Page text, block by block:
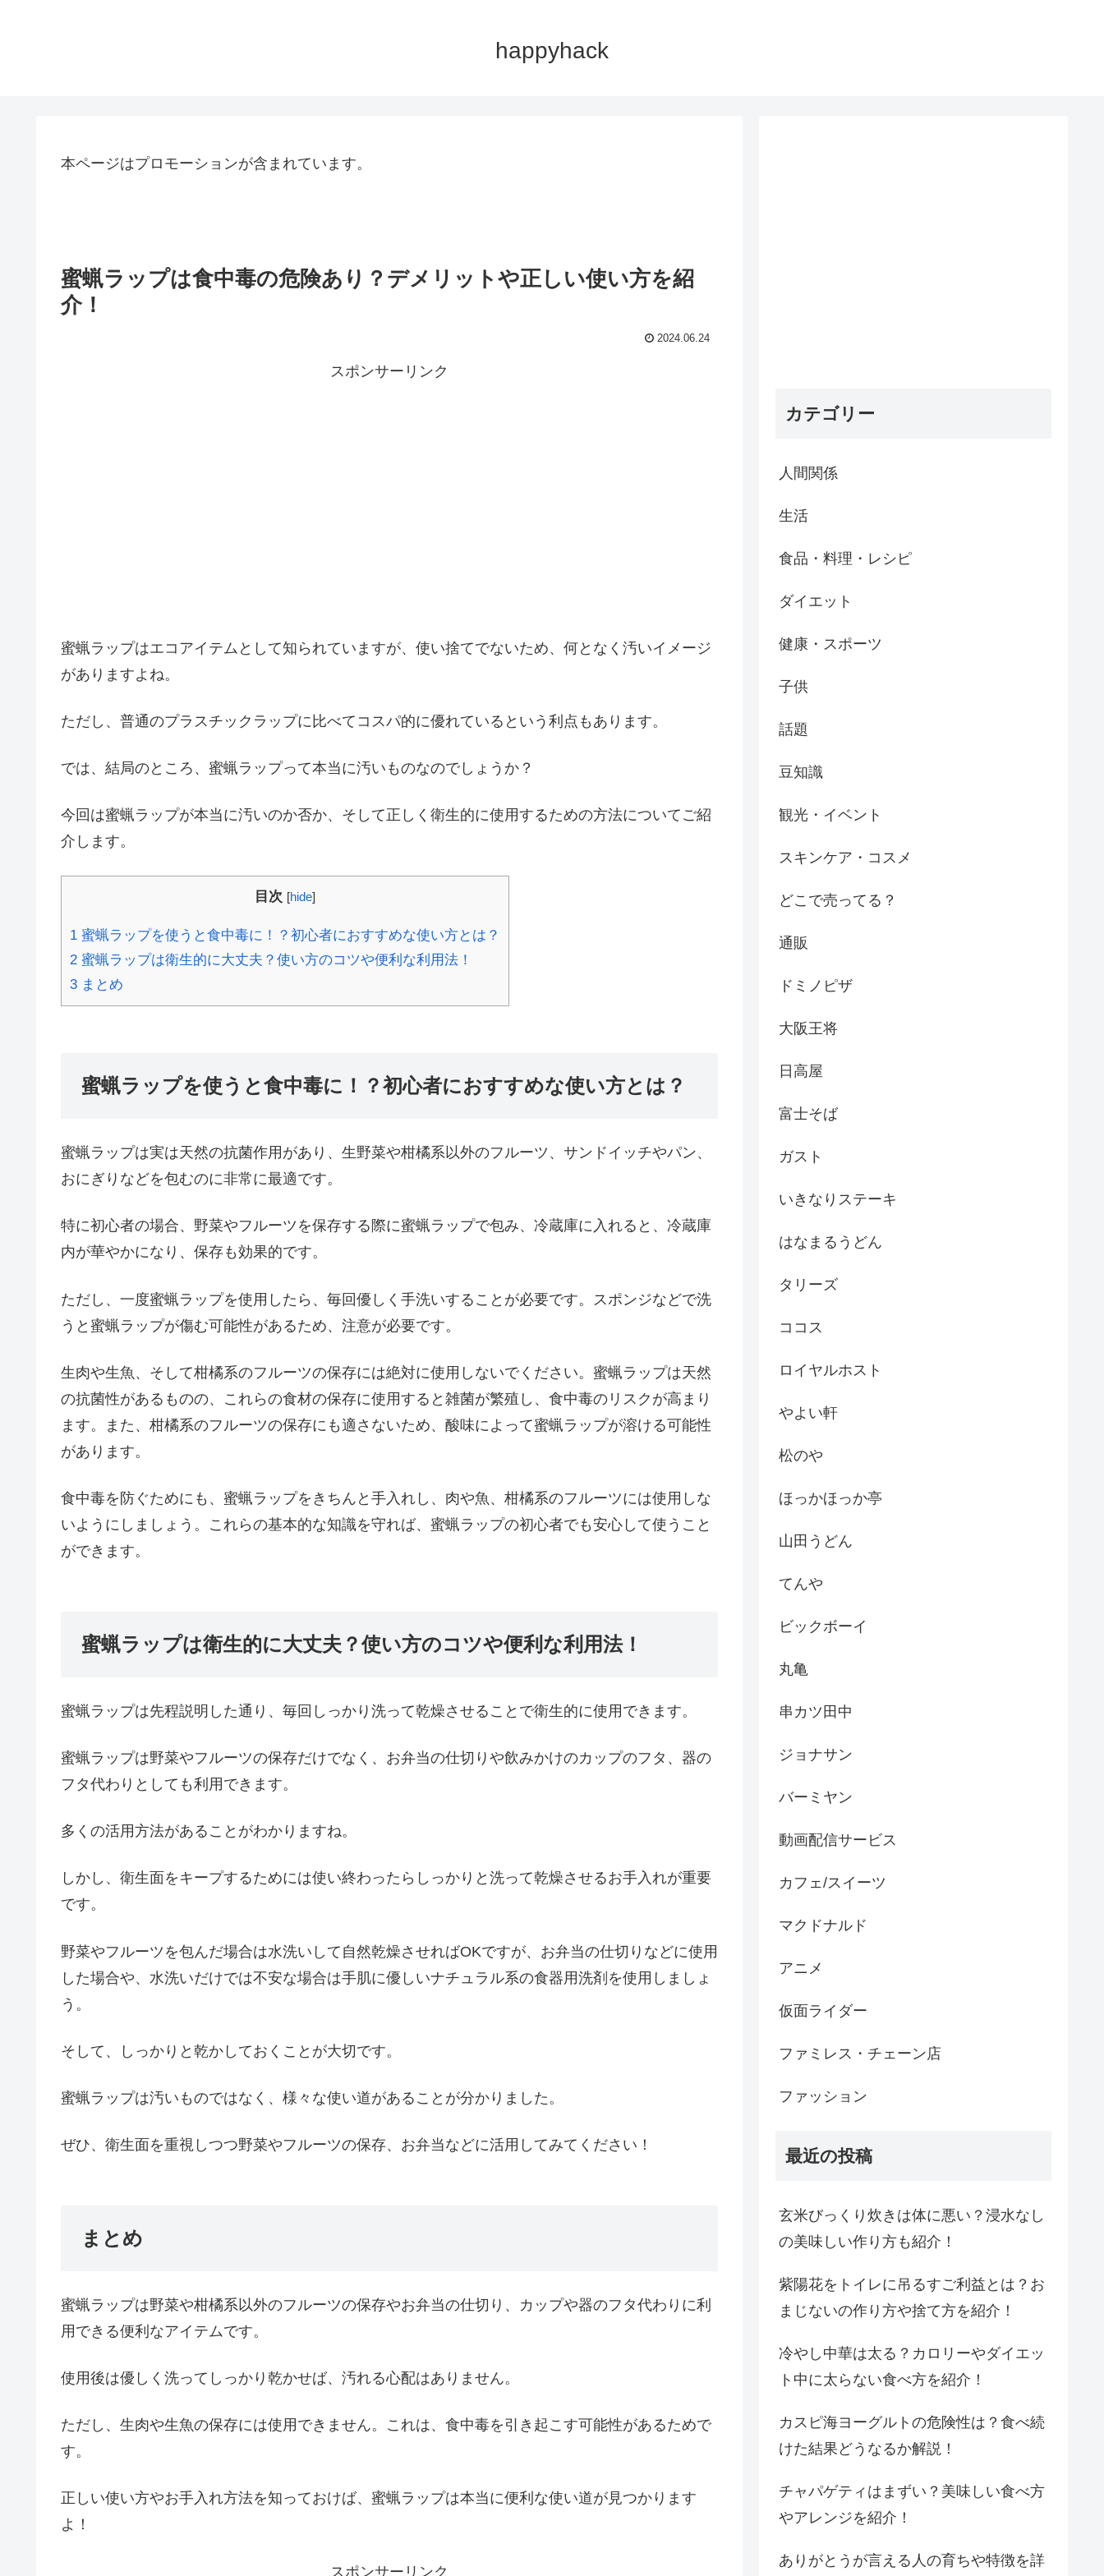
happyhack
本ページはプロモーションが含まれています。
蜜蝋ラップは食中毒の危険あり？デメリットや正しい使い方を紹
介！
2024.06.24
スポンサーリンク
蜜蝋ラップはエコアイテムとして知られていますが、使い捨てでないため、何となく汚いイメージ
がありますよね。
ただし、普通のプラスチックラップに比べてコスパ的に優れているという利点もあります。
では、結局のところ、蜜蝋ラップって本当に汚いものなのでしょうか？
今回は蜜蝋ラップが本当に汚いのか否か、そして正しく衛生的に使用するための方法についてご紹
介します。
目次 [hide]
1 蜜蝋ラップを使うと食中毒に！？初心者におすすめな使い方とは？
2 蜜蝋ラップは衛生的に大丈夫？使い方のコツや便利な利用法！
3 まとめ
蜜蝋ラップを使うと食中毒に！？初心者におすすめな使い方とは？
蜜蝋ラップは実は天然の抗菌作用があり、生野菜や柑橘系以外のフルーツ、サンドイッチやパン、
おにぎりなどを包むのに非常に最適です。
特に初心者の場合、野菜やフルーツを保存する際に蜜蝋ラップで包み、冷蔵庫に入れると、冷蔵庫
内が華やかになり、保存も効果的です。
ただし、一度蜜蝋ラップを使用したら、毎回優しく手洗いすることが必要です。スポンジなどで洗
うと蜜蝋ラップが傷む可能性があるため、注意が必要です。
生肉や生魚、そして柑橘系のフルーツの保存には絶対に使用しないでください。蜜蝋ラップは天然
の抗菌性があるものの、これらの食材の保存に使用すると雑菌が繁殖し、食中毒のリスクが高まり
ます。また、柑橘系のフルーツの保存にも適さないため、酸味によって蜜蝋ラップが溶ける可能性
があります。
食中毒を防ぐためにも、蜜蝋ラップをきちんと手入れし、肉や魚、柑橘系のフルーツには使用しな
いようにしましょう。これらの基本的な知識を守れば、蜜蝋ラップの初心者でも安心して使うこと
ができます。
蜜蝋ラップは衛生的に大丈夫？使い方のコツや便利な利用法！
蜜蝋ラップは先程説明した通り、毎回しっかり洗って乾燥させることで衛生的に使用できます。
蜜蝋ラップは野菜やフルーツの保存だけでなく、お弁当の仕切りや飲みかけのカップのフタ、器の
フタ代わりとしても利用できます。
多くの活用方法があることがわかりますね。
しかし、衛生面をキープするためには使い終わったらしっかりと洗って乾燥させるお手入れが重要
です。
野菜やフルーツを包んだ場合は水洗いして自然乾燥させればOKですが、お弁当の仕切りなどに使用
した場合や、水洗いだけでは不安な場合は手肌に優しいナチュラル系の食器用洗剤を使用しましょ
う。
そして、しっかりと乾かしておくことが大切です。
蜜蝋ラップは汚いものではなく、様々な使い道があることが分かりました。
ぜひ、衛生面を重視しつつ野菜やフルーツの保存、お弁当などに活用してみてください！
まとめ
蜜蝋ラップは野菜や柑橘系以外のフルーツの保存やお弁当の仕切り、カップや器のフタ代わりに利
用できる便利なアイテムです。
使用後は優しく洗ってしっかり乾かせば、汚れる心配はありません。
ただし、生肉や生魚の保存には使用できません。これは、食中毒を引き起こす可能性があるためで
す。
正しい使い方やお手入れ方法を知っておけば、蜜蝋ラップは本当に便利な使い道が見つかります
よ！
スポンサーリンク
カテゴリー
人間関係
生活
食品・料理・レシピ
ダイエット
健康・スポーツ
子供
話題
豆知識
観光・イベント
スキンケア・コスメ
どこで売ってる？
通販
ドミノピザ
大阪王将
日高屋
富士そば
ガスト
いきなりステーキ
はなまるうどん
タリーズ
ココス
ロイヤルホスト
やよい軒
松のや
ほっかほっか亭
山田うどん
てんや
ビックボーイ
丸亀
串カツ田中
ジョナサン
バーミヤン
動画配信サービス
カフェ/スイーツ
マクドナルド
アニメ
仮面ライダー
ファミレス・チェーン店
ファッション
最近の投稿
玄米びっくり炊きは体に悪い？浸水なし
の美味しい作り方も紹介！
紫陽花をトイレに吊るすご利益とは？お
まじないの作り方や捨て方を紹介！
冷やし中華は太る？カロリーやダイエッ
ト中に太らない食べ方を紹介！
カスピ海ヨーグルトの危険性は？食べ続
けた結果どうなるか解説！
チャパゲティはまずい？美味しい食べ方
やアレンジを紹介！
ありがとうが言える人の育ちや特徴を詳